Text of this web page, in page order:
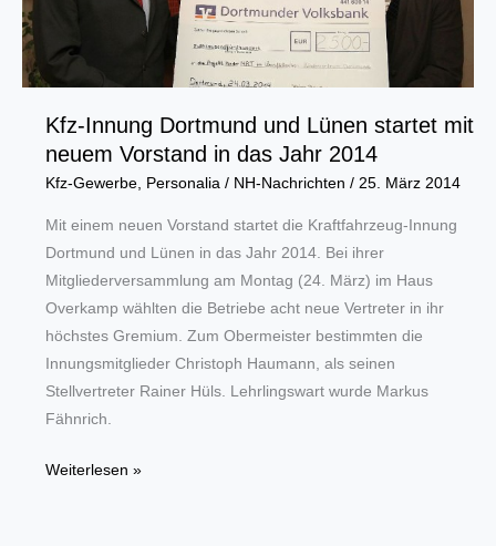
Kfz-Innung Dortmund und Lünen startet mit
neuem Vorstand in das Jahr 2014
Kfz-Gewerbe, Personalia / NH-Nachrichten / 25. März 2014
Mit einem neuen Vorstand startet die Kraftfahrzeug-Innung
Dortmund und Lünen in das Jahr 2014. Bei ihrer
Mitgliederversammlung am Montag (24. März) im Haus
Overkamp wählten die Betriebe acht neue Vertreter in ihr
höchstes Gremium. Zum Obermeister bestimmten die
Innungsmitglieder Christoph Haumann, als seinen
Stellvertreter Rainer Hüls. Lehrlingswart wurde Markus
Fähnrich.
Kfz-
Weiterlesen »